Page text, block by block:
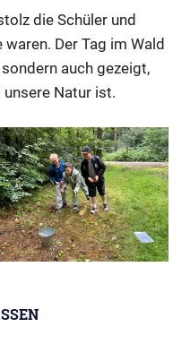
die Schüler und
Der Tag im Wald
auch gezeigt,
Natur ist.